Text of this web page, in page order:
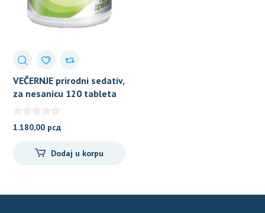
VEČERNJE prirodni sedativ,
za nesanicu 120 tableta
1.180,00 рсд
Dodaj u korpu